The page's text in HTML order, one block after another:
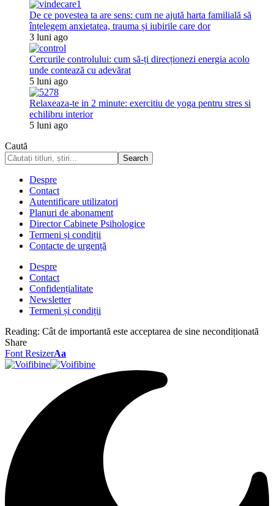
De ce povestea ta are sens: cum ne ajută harta familială să
înțelegem anxietatea, trauma și iubirile care dor
3 luni ago
Cercurile controlului: cum să-ți direcționezi energia acolo
unde contează cu adevărat
5 luni ago
Relaxeaza-te in 2 minute: exercitiu de yoga pentru stres si
echilibru interior
5 luni ago
Caută
Despre
Contact
Autentificare utilizatori
Planuri de abonament
Director Cabinete Psihologice
Termeni și condiții
Contacte de urgență
Despre
Contact
Confidențialitate
Newsletter
Termeni și condiții
Reading: Cât de importantă este acceptarea de sine necondiționată
Share
Font ResizerAa